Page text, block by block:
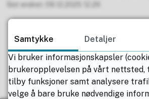
Sist endret
Fant du det du
Samtykke Detaljer
Vi bruker informasjonskapsler
brukeropplevelsen på vårt nettsted,
tilby funksjoner samt analysere
velge å bare bruke nødvendige